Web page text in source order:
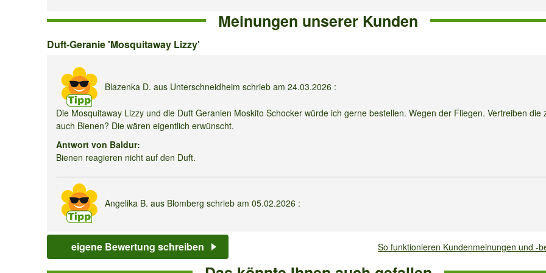
Meinungen unserer Kunden
Duft-
'Mosquitaway
Lizzy'
Duft-Geranie 'Mosquitaway Lizzy'
Blazenka D. aus Unterschneidheim schrieb am 24.03.2026 :
Die Mosquitaway Lizzy und die Duft Geranien Moskito Schocker würde ich gerne bestellen. Wegen der Fliegen. Vertreiben die
auch Bienen? Die wären eigentlich erwünscht.
Antwort von Baldur:
Bienen reagieren nicht auf den Duft.
Angelika B. aus Blomberg schrieb am 05.02.2026 :
möglich?
Antwort von Baldur:
eigene Bewertung schreiben So funktionieren Kundenmeinungen und -